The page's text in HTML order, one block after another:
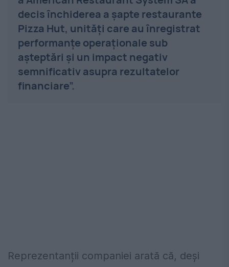
decis închiderea a şapte restaurante
Pizza Hut, unităţi care au înregistrat
performanţe operaţionale sub
aşteptări şi un impact negativ
semnificativ asupra rezultatelor
financiare”.
Reprezentanții companiei arată că, deși